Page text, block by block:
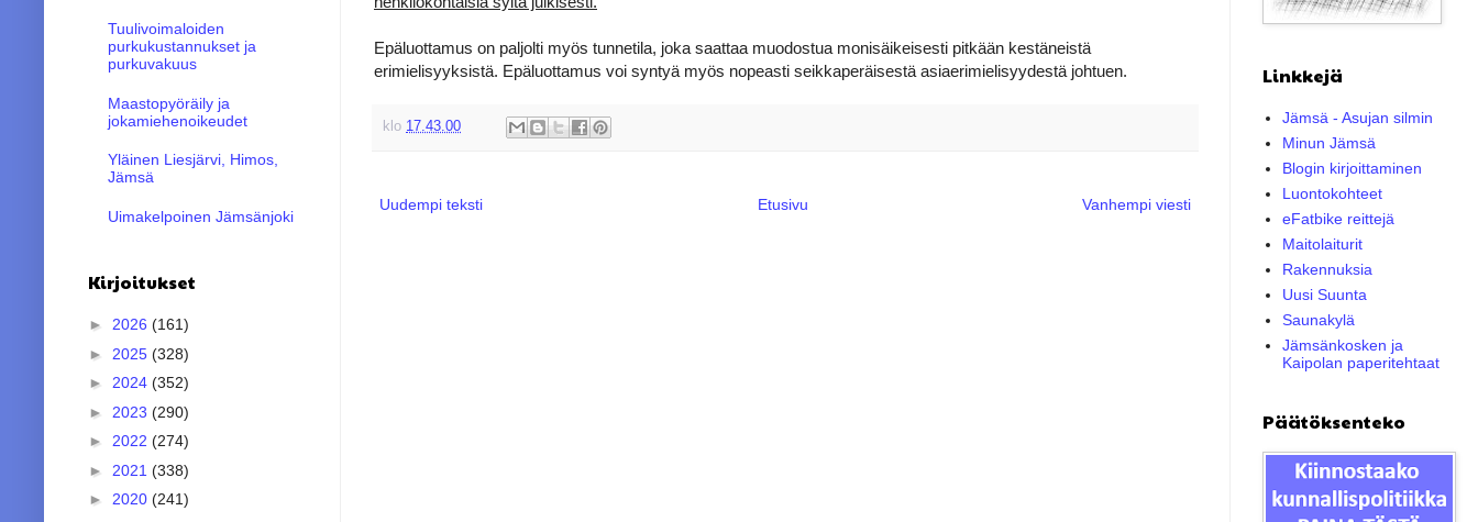
Epäluottamus on paljolti myös tunnetila, joka saattaa muodostua monisäikeisesti pitkään kestäneistä
erimielisyyksistä. Epäluottamus voi syntyä myös nopeasti seikkaperäisestä asiaerimielisyydestä johtuen.
klo 17.43.00
Uudempi teksti Vanhempi viesti
Etusivu
Tuulivoimaloiden
purkukustannukset ja
purkuvakuus
Maastopyöräily ja
jokamiehenoikeudet
Yläinen Liesjärvi, Himos,
Jämsä
Uimakelpoinen Jämsänjoki
Kirjoitukset
► 2026 (161)
► 2025 (328)
► 2024 (352)
► 2023 (290)
► 2022 (274)
► 2021 (338)
► 2020 (241)
Linkkejä
Jämsä - Asujan silmin
Minun Jämsä
Blogin kirjoittaminen
Luontokohteet
eFatbike reittejä
Maitolaiturit
Rakennuksia
Uusi Suunta
Saunakylä
Jämsänkosken ja
Kaipolan paperitehtaat
Päätöksenteko